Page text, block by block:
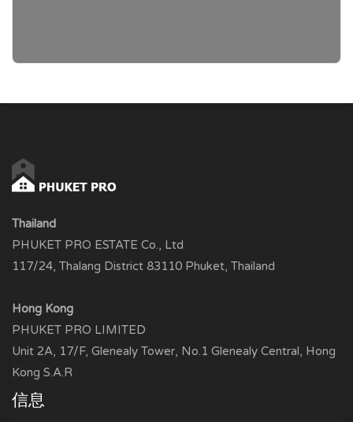
Thailand
PHUKET PRO ESTATE Co., Ltd
117/24, Thalang District 83110 Phuket, Thailand
Hong Kong
PHUKET PRO LIMITED
Unit 2A, 17/F, Glenealy Tower, No.1 Glenealy Central, Hong
Kong S.A.R
信息